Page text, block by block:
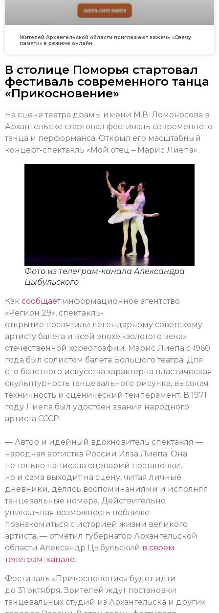
Жителей Архангельской области приглашают зажечь «Свечу
памяти» в режиме онлайн
В столице Поморья стартовал
фестиваль современного танца
«Прикосновение»
На сцене театра драмы имени М.В. Ломоносова в
Архангельске стартовал фестиваль современного
танца и перформанса. Открыл его масштабный
концерт-спектакль «Мой отец – Марис Лиепа».
Фото из телеграм-канала Александра
Цыбульского
Как сообщаетинформационное агентство
«Регион 29», спектакль-
открытие посвятили легендарному советскому
артисту балета и всей эпохе «золотого века»
отечественной хореографии. Марис Лиепа с 1960
года был солистом балета Большого театра. Для
его балетного искусства характерна пластическая
скульптурность танцевального рисунка, высокая
техничность и сценический темперамент. В 1971
году Лиепа был удостоен звания народного
артиста СССР.
— Автор и идейный вдохновитель спектакля —
народная артистка России Илза Лиепа. Она
не только написала сценарий постановки,
но и сама выходит на сцену, читая личные
дневники, делясь воспоминаниями и исполняя
танцевальные номера. Действительно
уникальная возможность поближе
познакомиться с историей жизни великого
артиста, — отметил губернатор Архангельской
области Александр Цыбульский в своем
телеграм-канале.
Фестиваль «Прикосновение» будет идти
до 31 октября. Зрителей ждут постановки
танцевальных студий из Архангельска и других